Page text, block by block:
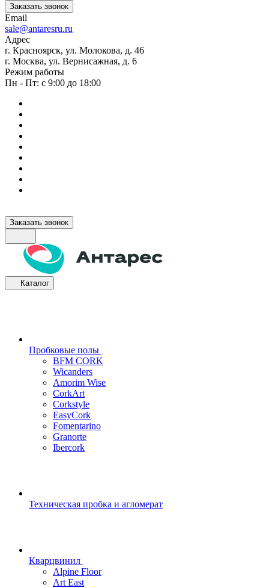
Заказать звонок
Email
sale@antaresru.ru
Адрес
г. Красноярск, ул. Молокова, д. 46
г. Москва, ул. Вернисажная, д. 6
Режим работы
Пн - Пт: с 9:00 до 18:00
Заказать звонок
Каталог
Пробковые полы
BFM CORK
Wicanders
Amorim Wise
CorkArt
Corkstyle
EasyCork
Fomentarino
Granorte
Ibercork
Техническая пробка и агломерат
Кварцвинил
Alpine Floor
Art East